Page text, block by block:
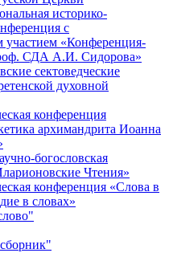
историко-
с
«Конференция-
СДА А.И. Сидорова»
сектоведческие
духовной
конференция
архимандрита Иоанна
богословская
Чтения»
конференция «Cлова в
в словах»